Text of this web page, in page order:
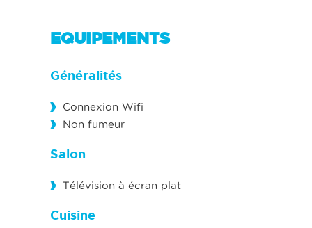
EQUIPEMENTS
Généralités
Connexion Wifi
Non fumeur
Salon
Télévision à écran plat
Cuisine